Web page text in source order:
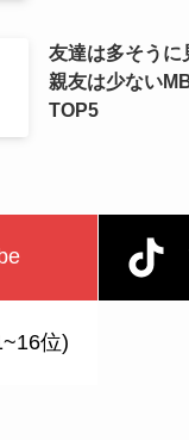
友達は多そうに
親友は少ない
TOP5
位)